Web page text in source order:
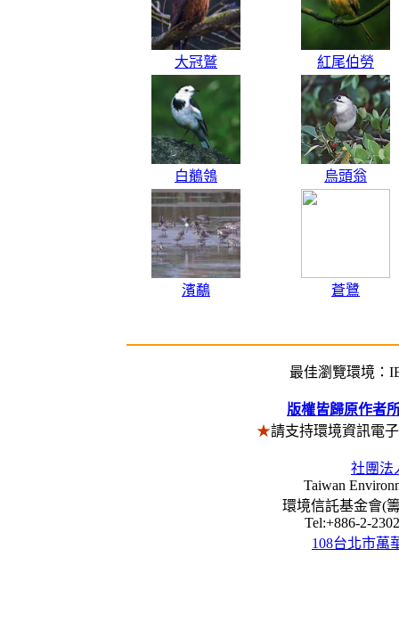
大冠鷲 紅尾伯勞
白鶺鴒 烏頭翁
濱鷸 蒼鷺
最佳瀏覽環境：
版權皆歸原作者
★請支持環境資訊電
社團法
Taiwan
環境信託基金會(籌
Tel:+886-2-
108台北市萬